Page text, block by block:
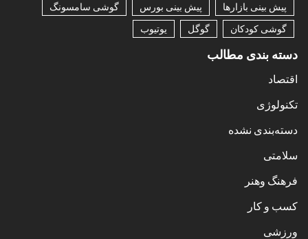
پیش بینی بازارها
پیش بینی بورس
گوشی سامسونگ
گوشی کودکان
گوگل یوتیوب
دسته بندی مطالب
اقتصاد
تکنولوژی
دسته‌بندی نشده
سلامتی
فرهنگ وهنر
کسب و کار
ورزشی